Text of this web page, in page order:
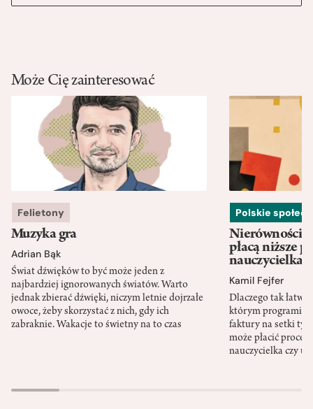
Może Cię zainteresować
Felietony
Muzyka gra
Adrian Bąk
Świat dźwięków to być może jeden z
najbardziej ignorowanych światów. Warto
jednak zbierać dźwięki, niczym letnie dojrzałe
owoce, żeby skorzystać z nich, gdy ich
zabraknie. Wakacje to świetny na to czas
Polskie
Nierówności
płacą niższe
nauczycielka
Kamil Fejfer
Dlaczego tak
którym
faktury na setki
może płacić
nauczycielka czy